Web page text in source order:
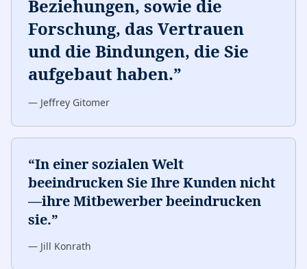
Beziehungen, sowie die
Forschung, das Vertrauen
und die Bindungen, die Sie
aufgebaut haben.”
— Jeffrey Gitomer
“In einer sozialen Welt
beeindrucken Sie Ihre Kunden nicht
—ihre Mitbewerber beeindrucken
sie.”
— Jill Konrath